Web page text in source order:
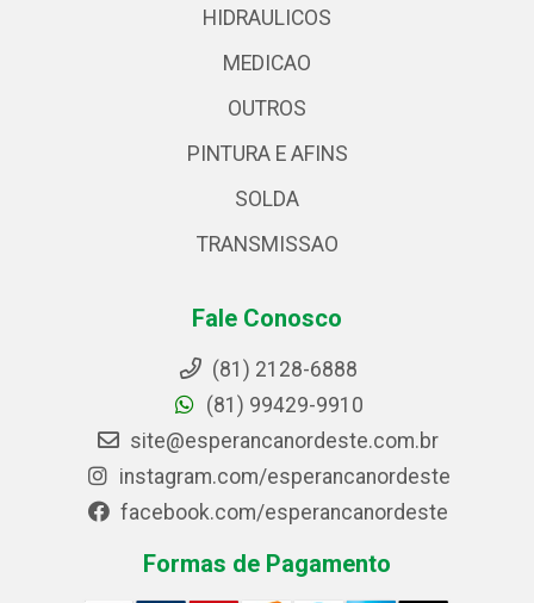
HIDRAULICOS
MEDICAO
OUTROS
PINTURA E AFINS
SOLDA
TRANSMISSAO
Fale Conosco
(81) 2128-6888
(81) 99429-9910
site@esperancanordeste.com.br
instagram.com/esperancanordeste
facebook.com/esperancanordeste
Formas de Pagamento